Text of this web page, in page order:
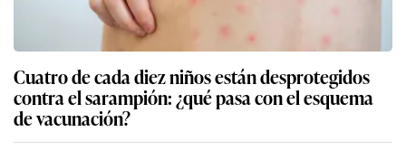
Cuatro de cada diez niños están desprotegidos
contra el sarampión: ¿qué pasa con el esquema
de vacunación?